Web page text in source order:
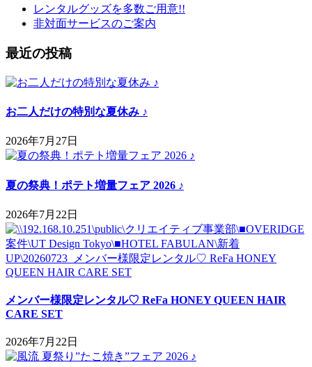
レンタルグッズを多数ご用意!!
非対面サービスのご案内
最近の投稿
お二人だけの特別な夏休み ♪
2026年7月27日
夏の祭典！ポテト増量フェア 2026 ♪
2026年7月22日
メンバー様限定レンタル♡ ReFa HONEY QUEEN HAIR
CARE SET
2026年7月22日